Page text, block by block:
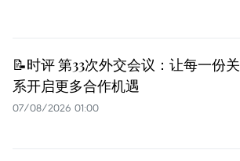
📝时评 第33次外交会议：让每一份关
系开启更多合作机遇
07/08/2026 01:00